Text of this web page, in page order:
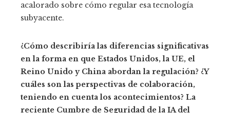
acalorado sobre cómo regular esa tecnología
subyacente.
¿Cómo describiría las diferencias significativas
en la forma en que Estados Unidos, la UE, el
Reino Unido y China abordan la regulación? ¿Y
cuáles son las perspectivas de colaboración,
teniendo en cuenta los acontecimientos? La
reciente Cumbre de Seguridad de la IA del